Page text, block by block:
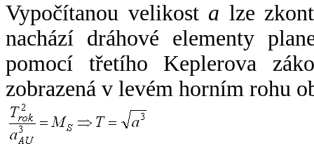
Vypočítanou velikost a lze
nachází dráhové elementy
pomocí třetího Keplerova
zobrazená v levém horním rohu